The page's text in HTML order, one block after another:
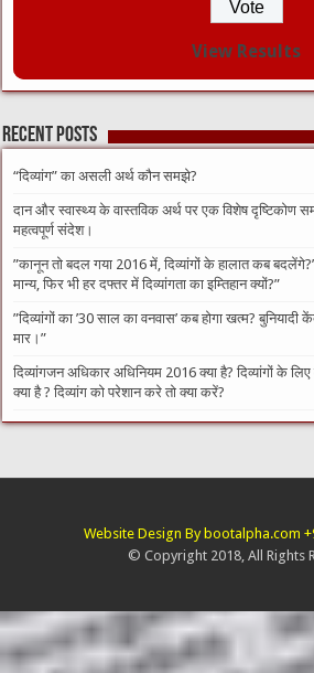
View Results
Recent Posts
“दिव्यांग” का असली अर्थ कौन समझे?
दान और स्वास्थ्य के वास्तविक अर्थ पर एक विशेष दृष्टिकोण
महत्वपूर्ण संदेश।
​”कानून तो बदल गया 2016 में, दिव्यांगों के हालात कब
मान्य, फिर भी हर दफ्तर में दिव्यांगता का इम्तिहान क्यों?”
​”दिव्यांगों का ’30 साल का वनवास’ कब होगा खत्म? बुनियादी
मार।”
दिव्यांगजन अधिकार अधिनियम 2016 क्या है? दिव्यांगों के
क्या है ? दिव्यांग को परेशान करे तो क्या करें?
Website Design By bootalpha.com
© Copyright 2018, All Rights